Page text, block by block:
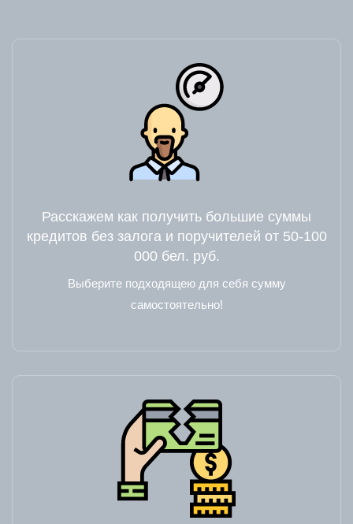
Расскажем как получить большие суммы
кредитов без залога и поручителей от 50-100
000 бел. руб.
Выберите подходящею для себя сумму
самостоятельно!